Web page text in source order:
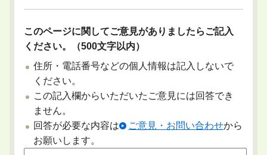
このページに関してご意見がありましたらご記入
ください。（500文字以内）
住所・電話番号などの個人情報は記入しないで
ください。
この記入欄からいただいたご意見には回答でき
ません。
回答が必要な内容は
ご意見・お問い合わせから
お願いします。